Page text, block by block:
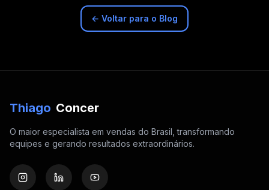
← Voltar para o Blog
Thiago Concer
O maior especialista em vendas do Brasil, transformando
equipes e gerando resultados extraordinários.